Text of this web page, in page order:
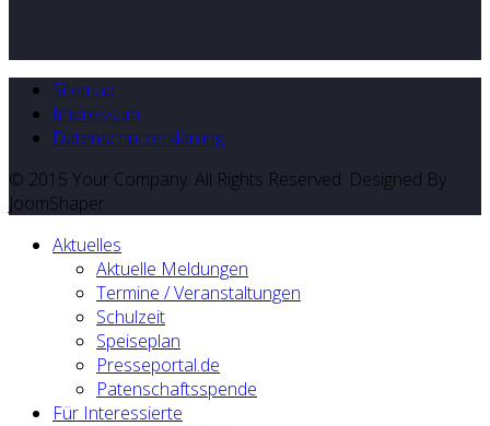
Sitemap
Impressum
Datenschutzerklärung
© 2015 Your Company. All Rights Reserved. Designed By
JoomShaper
Aktuelles
Aktuelle Meldungen
Termine / Veranstaltungen
Schulzeit
Speiseplan
Presseportal.de
Patenschaftsspende
Für Interessierte